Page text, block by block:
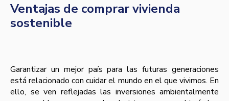
Ventajas de comprar vivienda
sostenible
Garantizar un mejor país para las futuras generaciones
está relacionado con cuidar el mundo en el que vivimos. En
ello, se ven reflejadas las inversiones ambientalmente